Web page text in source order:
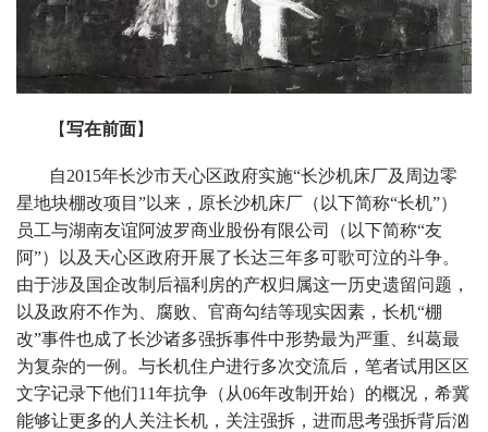
【写在前面】
自2015年长沙市天心区政府实施“长沙机床厂及周边零
星地块棚改项目”以来，原长沙机床厂（以下简称“长机”）
员工与湖南友谊阿波罗商业股份有限公司（以下简称“友
阿”）以及天心区政府开展了长达三年多可歌可泣的斗争。
由于涉及国企改制后福利房的产权归属这一历史遗留问题，
以及政府不作为、腐败、官商勾结等现实因素，长机“棚
改”事件也成了长沙诸多强拆事件中形势最为严重、纠葛最
为复杂的一例。与长机住户进行多次交流后，笔者试用区区
文字记录下他们11年抗争（从06年改制开始）的概况，希冀
能够让更多的人关注长机，关注强拆，进而思考强拆背后汹